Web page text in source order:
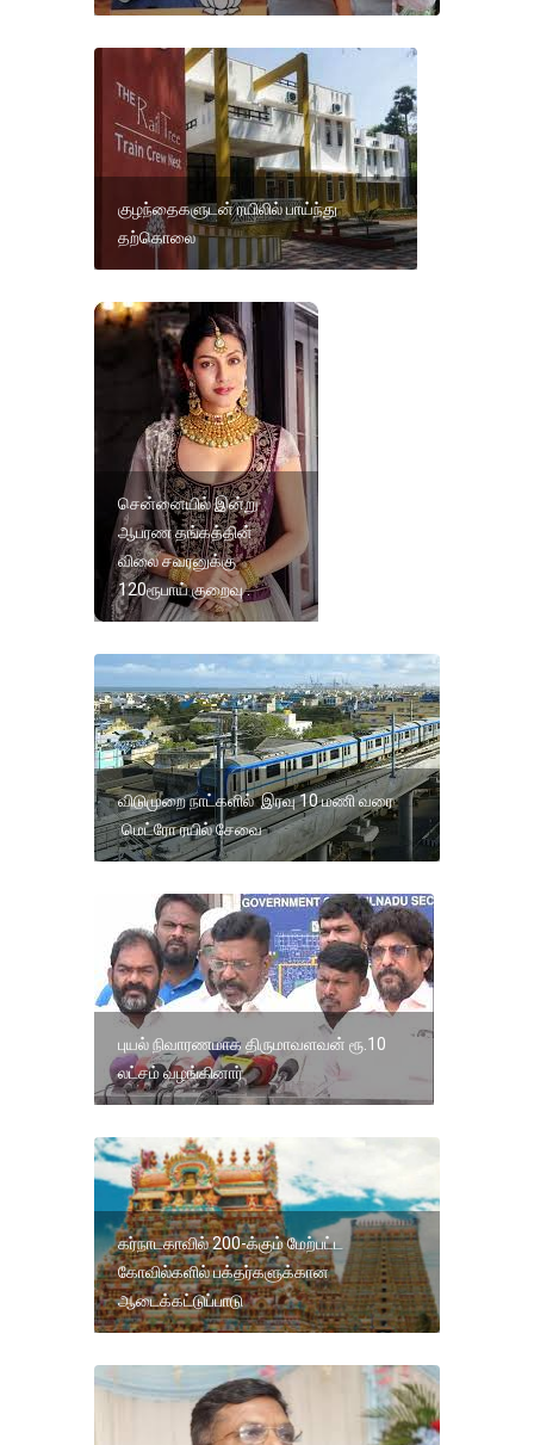
குழந்தைகளுடன் ரயிலில் பாய்ந்து
தற்கொலை
சென்னையில் இன்று
ஆபரண தங்கத்தின்
விலை சவரனுக்கு
120ரூபாய் குறைவு .
விடுமுறை நாட்களில் இரவு 10 மணி வரை
மெட்ரோ ரயில் சேவை
புயல் நிவாரணமாக திருமாவளவன் ரூ.10
லட்சம் வழங்கினார்
கர்நாடகாவில் 200-க்கும் மேற்பட்ட
கோவில்களில் பக்தர்களுக்கான
ஆடைக்கட்டுப்பாடு